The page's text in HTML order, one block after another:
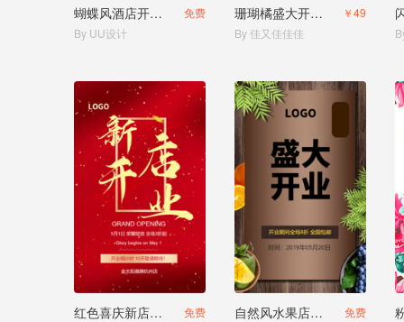
蝴蝶风酒店开业酒店促销
免费
By UU设计
珊瑚橘盛大开业活动促销
￥49
By 佳又佳佳佳
红色喜庆新店开业邀请函
免费
自然风水果店盛大开业邀请函
免费